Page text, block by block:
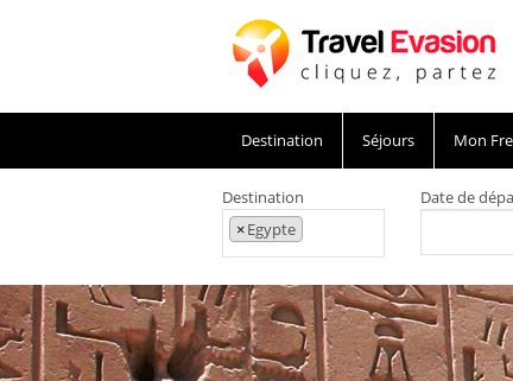
Destination Séjours Mon
Destination
×Egypte
Date de
un Voyage en Egypte formidable en